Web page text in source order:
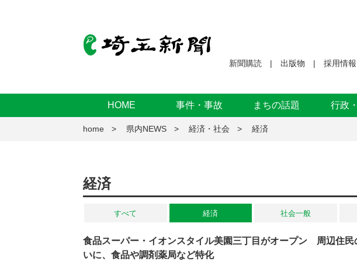
新聞購読 出版物 採用情報
HOME 事件・事故 まちの話題 行政
home 県内NEWS 経済・社会 経済
経済
すべて 経済 社会一般
食品スーパー・イオンスタイル美園三丁目がオープン 周辺住民
いに、食品や調剤薬局など特化